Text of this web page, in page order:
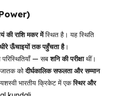
की राशि मकर मेंस्थित है। यह स्थिति
ऊँचाइयों तक पहुँचता है।
परिस्थितियाँ — सबशनि की परीक्षाथीं।
जातक कोदीर्घकालिक सफलता और सम्मान
भारतीय क्रिकेट में एकस्थिर और